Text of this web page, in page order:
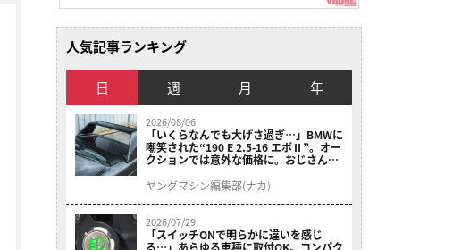
人気記事ランキング
日 週 月 年
2026/08/06
「いくらなんでも大げさ過ぎ…」BMWに
嘲笑された“190 E 2.5-16 エボⅡ”。オー
クションでは意外な価格に。おじさん達
ヤングマシン編集部(ナカ)
2026/07/29
「スイッチONで明らかに違いを感じ
る…」あらゆる車種に取付OK。コンパク